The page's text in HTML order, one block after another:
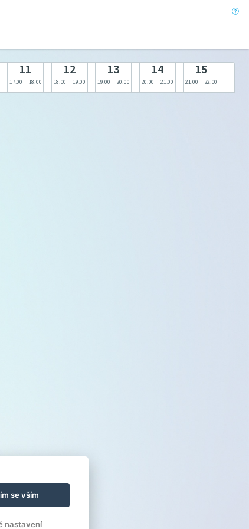
11
17:00 18:00
12
18:00 19:00
13
19:00 20:00
14
20:00 21:00
15
21:00 22:00
se vším
nastavení